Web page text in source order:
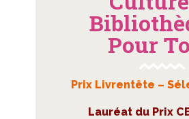
Pour
Prix Livrentête –
Lauréat du Prix